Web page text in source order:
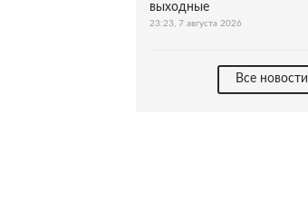
выходные
23:23, 7 августа 2026
Все новости